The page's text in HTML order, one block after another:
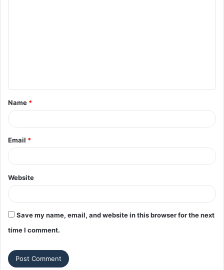
t
*
Name *
Email *
Website
Save my name, email, and website in this browser for the next
time I comment.